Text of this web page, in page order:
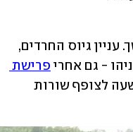
- גם אחרי